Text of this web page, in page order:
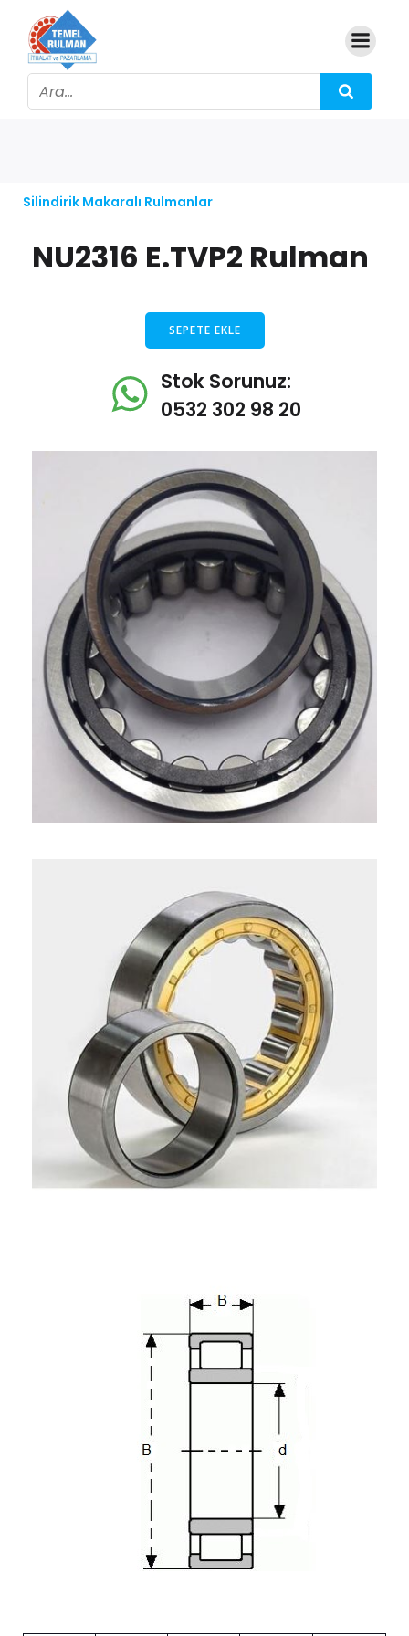
Silindirik Makaralı Rulmanlar
NU2316 E.TVP2 Rulman
SEPETE EKLE
Stok Sorunuz:
0532 302 98 20